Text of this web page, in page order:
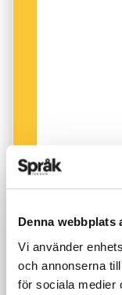
Denna webbplats
Vi använder
och annonserna
för sociala medier